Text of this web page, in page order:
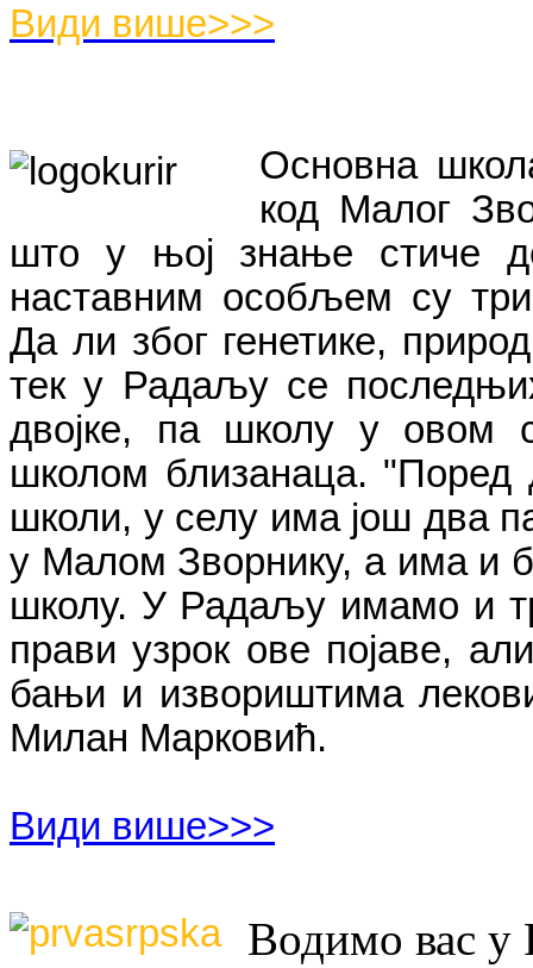
Види више>>>
Основна
код Малог
што у њој знање стиче
наставним особљем су
Да ли због генетике,
тек у Радаљу се
двојке, па школу у овом
школом близанаца. "Поред
школи, у селу има још два
у Малом Зворнику, а има и
школу. У Радаљу имамо и
прави узрок ове појаве, али
бањи и извориштима
Милан Марковић.
Види више>>>
Водимо вас у